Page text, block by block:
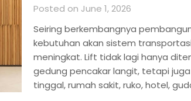
Posted on June 1, 2026
Seiring berkembangnya
kebutuhan akan sistem
meningkat. Lift tidak lagi hanya
gedung pencakar langit, tetapi
tinggal, rumah sakit, ruko, hotel,